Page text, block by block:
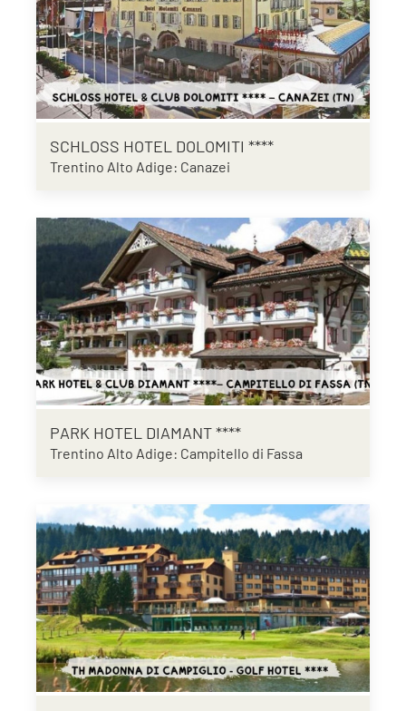
SCHLOSS HOTEL DOLOMITI ****
Trentino Alto Adige: Canazei
PARK HOTEL DIAMANT ****
Trentino Alto Adige: Campitello di Fassa